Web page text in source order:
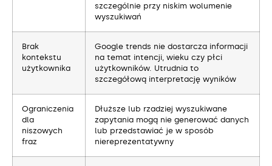
szczególnie przy niskim wolumenie
wyszukiwań
Brak
kontekstu
użytkownika
Google trends nie dostarcza informacji
na temat intencji, wieku czy płci
użytkowników. Utrudnia to
szczegółową interpretację wyników
Ograniczenia
dla
niszowych
fraz
Dłuższe lub rzadziej wyszukiwane
zapytania mogą nie generować danych
lub przedstawiać je w sposób
niereprezentatywny